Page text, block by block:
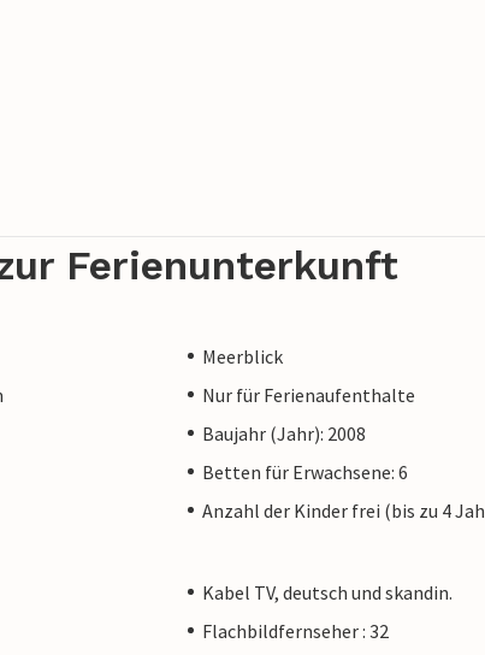
Ferienunterkunft
Meerblick
Nur für Ferienaufenthalte
Baujahr (Jahr): 2008
Betten für Erwachsene: 6
Anzahl der Kinder frei (bis zu 4
Kabel TV, deutsch und skandin.
Flachbildfernseher : 32